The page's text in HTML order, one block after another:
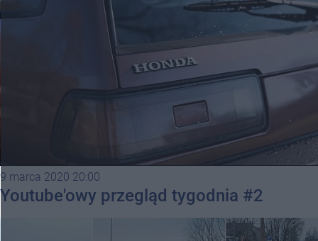
9 marca 2020 20:00
Youtube'owy przegląd tygodnia #2